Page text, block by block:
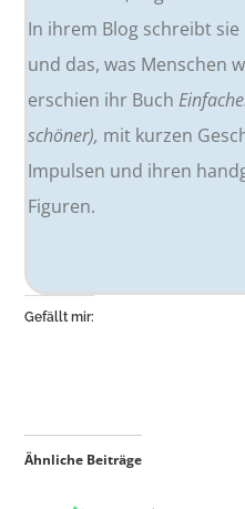
In ihrem Blog schreibt
und das, was Menschen
erschien ihr Buch
schöner), mit kurzen
Impulsen und ihren
Figuren.
Gefällt mir:
Ähnliche Beiträge